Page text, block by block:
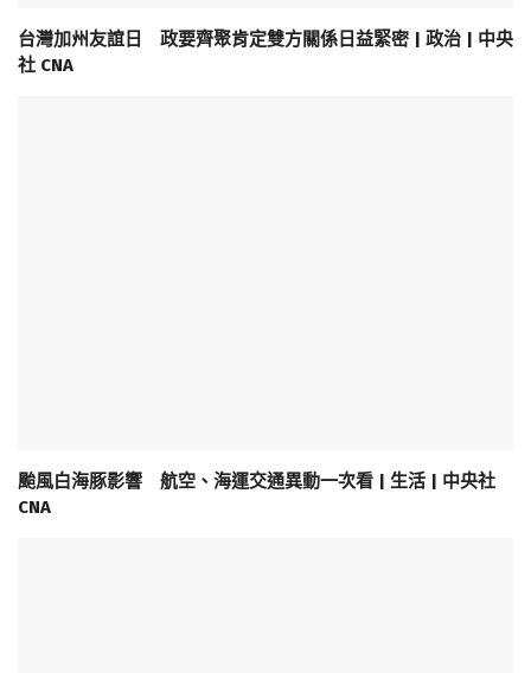
台灣加州友誼日 政要齊聚肯定雙方關係日益緊密 | 政治 | 中央
社 CNA
颱風白海豚影響 航空、海運交通異動一次看 | 生活 | 中央社
CNA